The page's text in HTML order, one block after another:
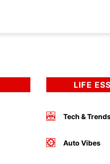
LIFE
Tech &
Auto Vibes